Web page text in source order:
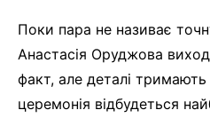
Поки пара не називає
Анастасія Оруджова
факт, але деталі
церемонія відбудеться